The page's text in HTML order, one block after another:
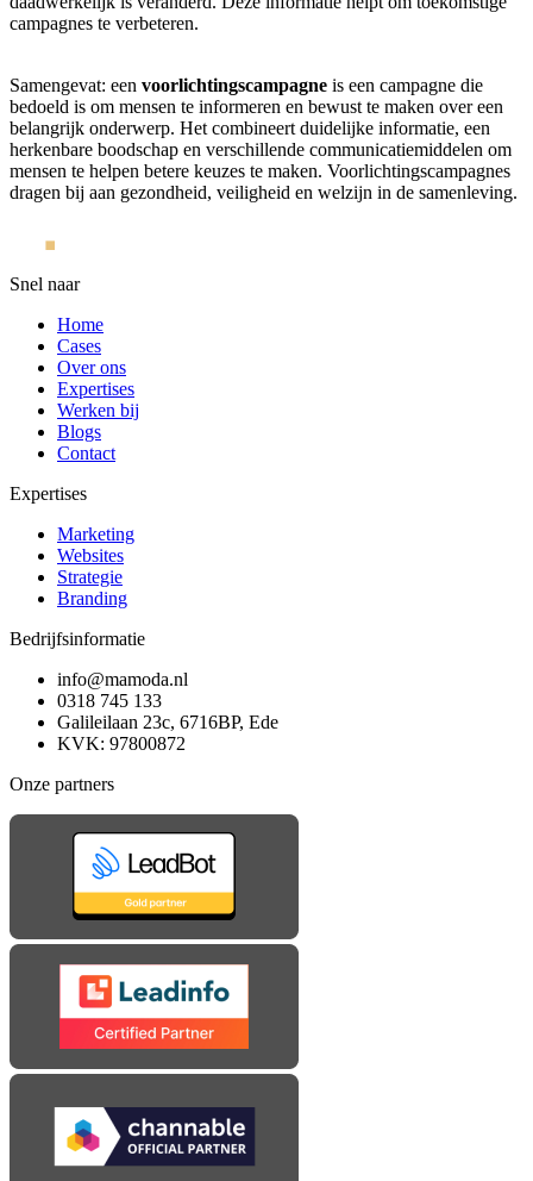
campagnes te verbeteren.
Samengevat: een voorlichtingscampagne is een campagne die
bedoeld is om mensen te informeren en bewust te maken over een
belangrijk onderwerp. Het combineert duidelijke informatie, een
herkenbare boodschap en verschillende communicatiemiddelen om
mensen te helpen betere keuzes te maken. Voorlichtingscampagnes
dragen bij aan gezondheid, veiligheid en welzijn in de samenleving.
Snel naar
Home
Cases
Over ons
Expertises
Werken bij
Blogs
Contact
Expertises
Marketing
Websites
Strategie
Branding
Bedrijfsinformatie
info@mamoda.nl
0318 745 133
Galileilaan 23c, 6716BP, Ede
KVK: 97800872
Onze partners